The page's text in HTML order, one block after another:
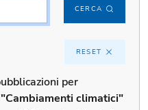
CERCA
RESET
per
"Cambiamenti climatici"